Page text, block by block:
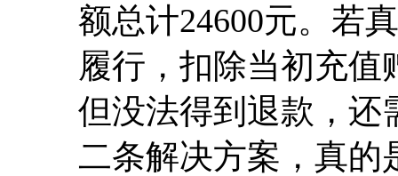
额总计24600元。若
履行，扣除当初充值
但没法得到退款，还
二条解决方案，真的